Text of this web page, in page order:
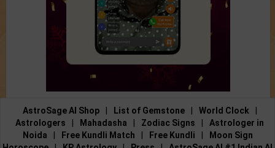
AstroSage AI Shop List of Gemstone World Clock
Astrologers
Mahadasha Zodiac Signs
Astrologer in
Noida
Free Kundli Match Free Kundli
Moon Sign